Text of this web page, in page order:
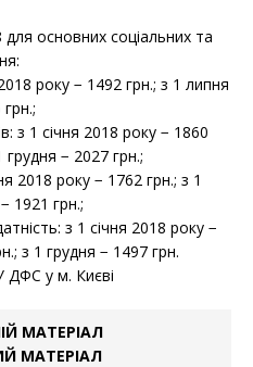
основних соціальних та
року − 1492 грн.; з 1 липня
з 1 січня 2018 року − 1860
− 2027 грн.;
2018 року − 1762 грн.; з 1
1921 грн.;
з 1 січня 2018 року −
з 1 грудня − 1497 грн.
ДФС у м. Києві
МАТЕРІАЛ
МАТЕРІАЛ